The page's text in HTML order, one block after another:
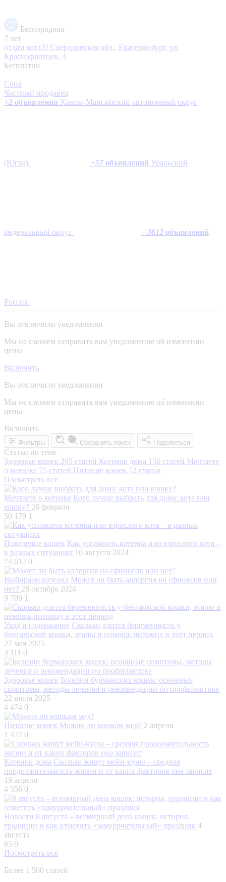
Беспородная
7 лет
отдам кота!!! Свердловская обл., Екатеринбург, ул.
Краснофлотцев, 4
Бесплатно
Соня
Частный продавец
+2 объявления Ханты-Мансийский автономный округ
(Югра) +57 объявлений Уральский
федеральный округ +3612 объявлений
Россия
Вы отключили уведомления
Мы не сможем отправить вам уведомление об изменении
цены
Включить
Вы отключили уведомления
Мы не сможем отправить вам уведомление об изменении
цены
Включить
Фильтры Сохранить поиск Поделиться
Статьи по теме
Здоровье кошек 205 статей Котенок дома 156 статей Мечтаете
о котенке 75 статей Питание кошек 72 статьи
Посмотреть все
Мечтаете о котенке Кого лучше выбрать для дома: кота или
кошку? 26 февраля
50 179 1
Поведение кошек Как успокоить котенка или взрослого кота –
в разных ситуациях 16 августа 2024
74 612 0
Выбираем котенка Может ли быть аллергия на сфинксов или
нет? 28 октября 2024
9 709 1
Уход и содержание Сколько длится беременность у
бенгальской кошки, этапы и помощь питомцу в этот период
27 мая 2025
3 111 0
Здоровье кошек Болезни бурманских кошек: основные
симптомы, методы лечения и рекомендации по профилактике
22 июля 2025
4 474 0
Питание кошек Можно ли кошкам мед? 2 апреля
1 427 0
Котенок дома Сколько живут мейн-куны – средняя
продолжительность жизни и от каких факторов она зависит
19 апреля
4 556 0
Новости 8 августа – всемирный день кошек: история,
традиции и как отметить «замуррчательный» праздник 4
августа
65 0
Посмотреть все
Более 1 500 статей